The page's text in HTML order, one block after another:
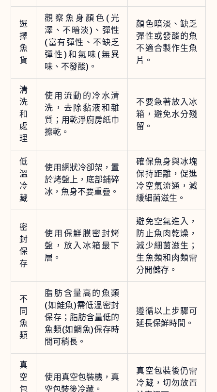
選
擇
魚
貨
觀察魚身顏色(光
澤、不暗淡)、彈性
(富有彈性、不缺乏
彈性)和氣味(無異
味、不發酸)。
顏色暗淡、缺乏
彈性或發酸的魚
不適合製作生魚
片。
清
洗
和
處
理
使用流動的冷水清
洗，去除黏液和雜
質；用乾淨廚房紙巾
擦乾。
不要急著放入冰
箱，避免水分殘
留。
低
溫
冷
藏
使用網狀冷卻架，置
於烤盤上，底部鋪碎
冰，魚身不要重疊。
確保魚身與冰塊
保持距離，促進
冷空氣流通，減
緩細菌滋生。
密
封
保
存
使用保鮮膜密封烤
盤，放入冰箱最下
層。
避免空氣進入，
防止魚肉乾燥，
減少細菌滋生；
生魚類和肉類需
分開儲存。
不
同
魚
類
脂肪含量高的魚類
(如鮭魚)需低溫密封
保存；脂肪含量低的
魚類(如鯛魚)保存時
間可稍長。
遵循以上步驟可
延長保鮮時間。
真
空
包
使用真空包裝機，真
空包裝後冷藏。
真空包裝後仍需
冷藏，切勿放置